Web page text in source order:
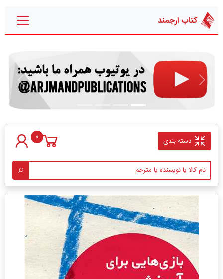
کتاب ارجمند
قبلی بعدی
دسته بندی 0